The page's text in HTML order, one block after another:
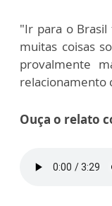
"Ir para o
muitas coisas
provalmente
relacionamento
Ouça o relato